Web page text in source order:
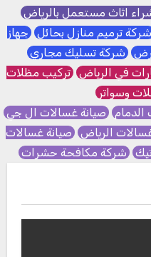
اثاث مستعمل بالرياض
ترميم منازل بحائل جهاز
شركة تسليك مجاري
في الرياض تركيب مظلات
وسواتر
الدمام صيانة غسالات ال جي
الرياض صيانة غسالات
شركة مكافحة حشرات